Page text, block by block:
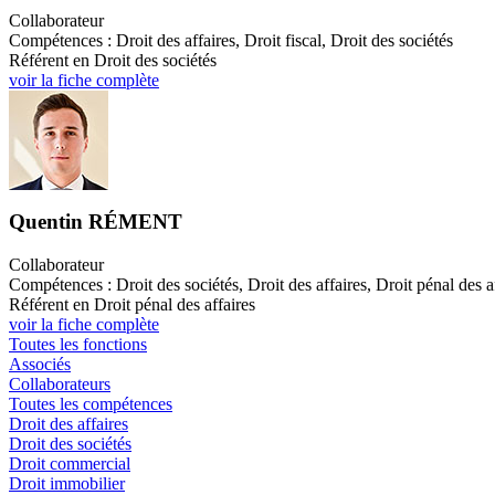
Collaborateur
Compétences : Droit des affaires, Droit fiscal, Droit des sociétés
Référent en Droit des sociétés
voir la fiche complète
Quentin RÉMENT
Collaborateur
Compétences : Droit des sociétés, Droit des affaires, Droit pénal des
Référent en Droit pénal des affaires
voir la fiche complète
Toutes les fonctions
Associés
Collaborateurs
Toutes les compétences
Droit des affaires
Droit des sociétés
Droit commercial
Droit immobilier